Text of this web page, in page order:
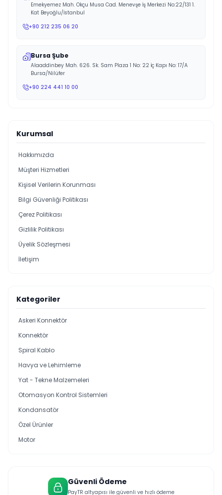
Emekyemez Mah. Okçu Musa Cad. Menevşe İş Merkezi No:22/131 1.
Kat Beyoğlu/İstanbul
+90 212 235 06 20
Bursa Şube
Alaaddinbey Mah. 626. Sk. Sam Plaza 1 No: 22 İç Kapı No: 17/A
Bursa/Nilüfer
+90 224 441 10 00
Kurumsal
Hakkımızda
Müşteri Hizmetleri
Kişisel Verilerin Korunması
Bilgi Güvenliği Politikası
Çerez Politikası
Gizlilik Politikası
Üyelik Sözleşmesi
İletişim
Kategoriler
Askeri Konnektör
Konnektör
Spiral Kablo
Havya ve Lehimleme
Yat - Tekne Malzemeleri
Otomasyon Kontrol Sistemleri
Kondansatör
Özel Ürünler
Motor
Güvenli Ödeme
PayTR altyapısı ile güvenli ve hızlı ödeme